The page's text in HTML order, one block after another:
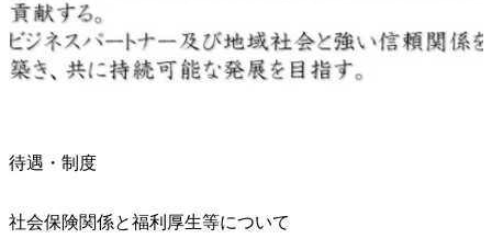
待遇・制度
社会保険関係と福利厚生等について